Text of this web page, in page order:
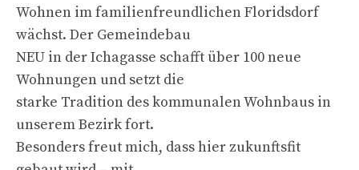
Wohnen im familienfreundlichen Floridsdorf
wächst. Der Gemeindebau
NEU in der Ichagasse schafft über 100 neue
Wohnungen und setzt die
starke Tradition des kommunalen Wohnbaus in
unserem Bezirk fort.
Besonders freut mich, dass hier zukunftsfit